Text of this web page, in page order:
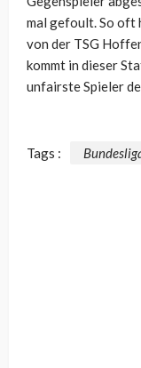
mal gefoult. So oft
von der TSG
kommt in dieser
unfairste Spieler
Tags :